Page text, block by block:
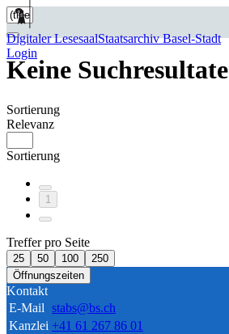
Digitaler LesesaalStaatsarchiv Basel-Stadt
Login
Keine Suchresultate
Sortierung
Relevanz
Sortierung
1
Treffer pro Seite
25 50 100
250
Öffnungszeiten
Kontakt
E-Mail stabs@bs.ch
Kanzlei +41 61 267 86 01